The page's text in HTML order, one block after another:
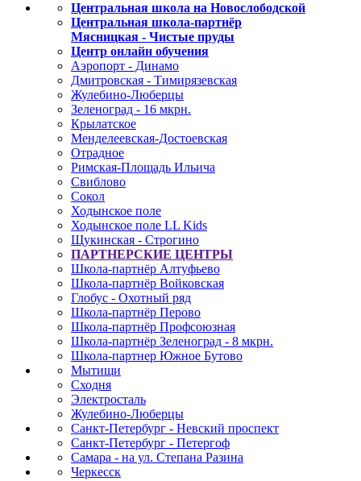
Центральная школа на Новослободской
Центральная школа-партнёр
Мясницкая - Чистые пруды
Центр онлайн обучения
Аэропорт - Динамо
Дмитровская - Тимирязевская
Жулебино-Люберцы
Зеленоград - 16 мкрн.
Крылатское
Менделеевская-Достоевская
Отрадное
Римская-Площадь Ильича
Свиблово
Сокол
Ходынское поле
Ходынское поле LL Kids
Щукинская - Строгино
ПАРТНЕРСКИЕ ЦЕНТРЫ
Школа-партнёр Алтуфьево
Школа-партнёр Войковская
Глобус - Охотный ряд
Школа-партнёр Перово
Школа-партнёр Профсоюзная
Школа-партнёр Зеленоград - 8 мкрн.
Школа-партнер Южное Бутово
Мытищи
Сходня
Электросталь
Жулебино-Люберцы
Санкт-Петербург - Невский проспект
Санкт-Петербург - Петергоф
Самара - на ул. Степана Разина
Черкесск